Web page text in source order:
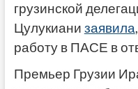
грузинской
Цулукиани заявила
работу в ПАСЕ в
Премьер Грузии